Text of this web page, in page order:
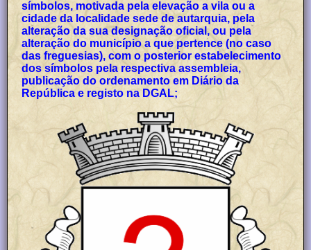
símbolos, motivada pela elevação a vila ou a
cidade da localidade sede de autarquia, pela
alteração da sua designação oficial, ou pela
alteração do município a que pertence (no caso
das freguesias), com o posterior estabelecimento
dos símbolos pela respectiva assembleia,
publicação do ordenamento em Diário da
República e registo na DGAL;